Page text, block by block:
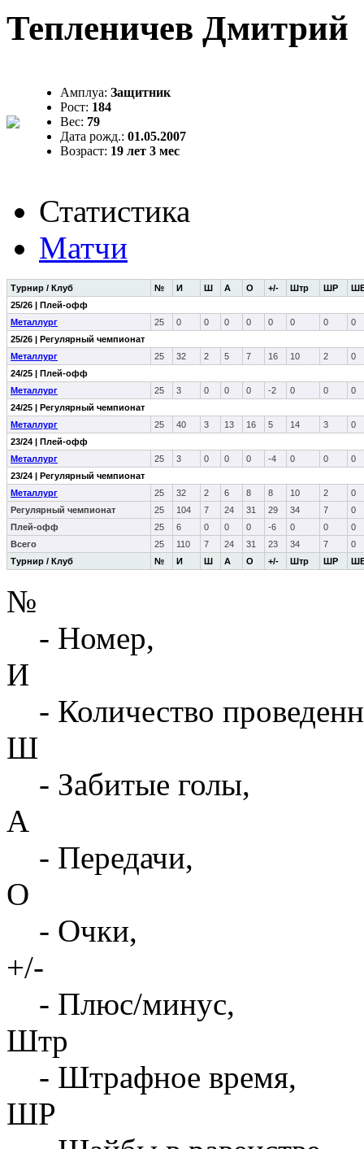
Тепленичев Дмитрий
Амплуа: Защитник
Рост: 184
Вес: 79
Дата рожд.: 01.05.2007
Возраст: 19 лет 3 мес
Статистика
Матчи
Турнир / Клуб № И Ш А О +/- Штр ШР
Турнир / Клуб № И Ш А О +/- Штр ШР
25/26 | Плей-офф
Металлург
25 0 0 0 0 0 0 0
0
25/26 | Регулярный чемпионат
Металлург
25 32 2 5 7 16 10 2
0
24/25 | Плей-офф
Металлург
25 3 0 0 0 -2 0 0
0
24/25 | Регулярный чемпионат
Металлург
25 40 3 13 16 5 14 3
0
23/24 | Плей-офф
Металлург
25 3 0 0 0 -4 0 0
0
23/24 | Регулярный чемпионат
Металлург
25 32 2 6 8 8 10 2
0
Регулярный чемпионат
25 104 7 24 31 29 34 7
0
Плей-офф
25 6 0 0 0 -6 0 0
0
Всего
25 110 7 24 31 23 34 7 0
№
- Номер,
И
- Количество
Ш
- Забитые голы,
А
- Передачи,
О
- Очки,
+/-
- Плюс/минус,
Штр
- Штрафное время,
ШР